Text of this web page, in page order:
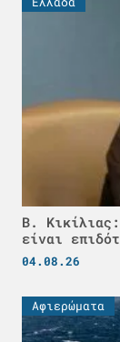
Β.
είναι
04.08.26
Αφιερώματα